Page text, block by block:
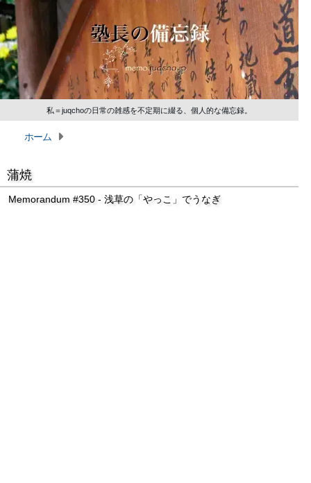
私＝juqchoの日常の雑感を不定期に綴る、個人的な備忘録。
ホーム
蒲焼
Memorandum #350 - 浅草の「やっこ」でうなぎ